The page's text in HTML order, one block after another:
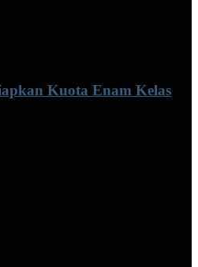
Kuota Enam Kelas